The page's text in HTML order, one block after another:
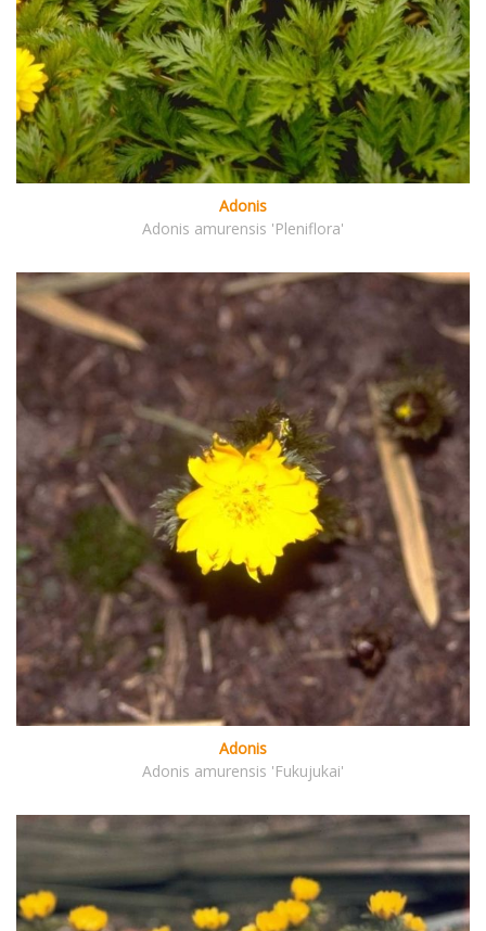
Adonis
Adonis amurensis 'Pleniflora'
Adonis
Adonis amurensis 'Fukujukai'